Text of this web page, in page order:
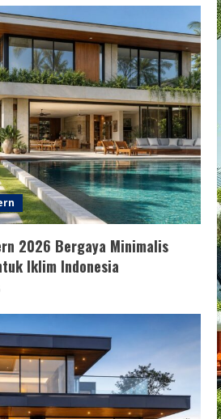
2026 Bergaya Minimalis
Iklim Indonesia